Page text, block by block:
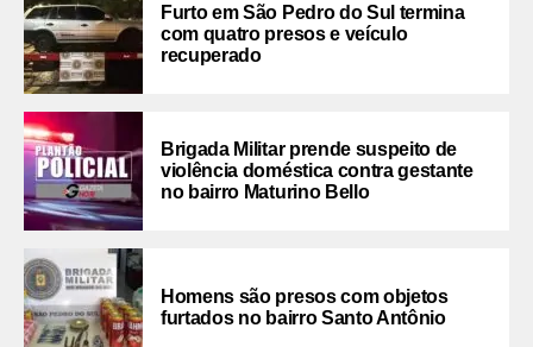
Furto em São Pedro do Sul termina
com quatro presos e veículo
recuperado
Brigada Militar prende suspeito de
violência doméstica contra gestante
no bairro Maturino Bello
Homens são presos com objetos
furtados no bairro Santo Antônio